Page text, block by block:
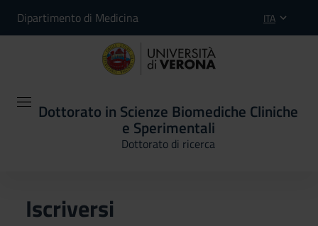
Dipartimento di Medicina ITA
Dottorato in Scienze Biomediche Cliniche
e Sperimentali
Dottorato di ricerca
Iscriversi